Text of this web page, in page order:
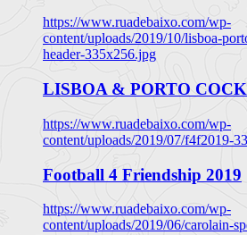
https://www.ruadebaixo.com/wp-
content/uploads/2019/10/lisboa-
header-335x256.jpg
LISBOA & PORTO
https://www.ruadebaixo.com/wp-
content/uploads/2019/07/f4f2019-
Football 4 Friendship 2019
https://www.ruadebaixo.com/wp-
content/uploads/2019/06/carolain-